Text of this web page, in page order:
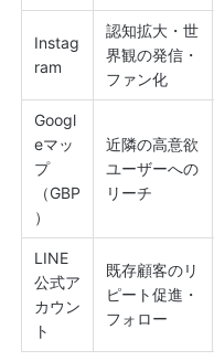
Instag
ram
認知拡大・世
界観の発信・
ファン化
Googl
eマッ
プ
（GBP
）
近隣の高意欲
ユーザーへの
リーチ
LINE
公式ア
カウン
ト
既存顧客のリ
ピート促進・
フォロー